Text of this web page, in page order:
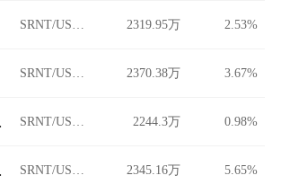
SRNT/USDT 2319.95万 2.53%
SRNT/USDT 2370.38万 3.67%
SRNT/USDT 2244.3万 0.98%
SRNT/USDT 2345.16万 5.65%